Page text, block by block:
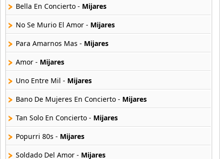
44 músicas online
B J Thomas
18 músicas online
Bellakath
27 músicas online
Benson Boone
16 músicas online
Beret
50 músicas online
Bella En Concierto - Mijares
No Se Murio El Amor - Mijares
Para Amarnos Mas - Mijares
Amor - Mijares
Uno Entre Mil - Mijares
Bano De Mujeres En Concierto - Mijares
Tan Solo En Concierto - Mijares
Popurri 80s - Mijares
Soldado Del Amor - Mijares